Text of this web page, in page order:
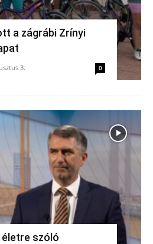
a zágrábi Zrínyi
3. 0
életre szóló